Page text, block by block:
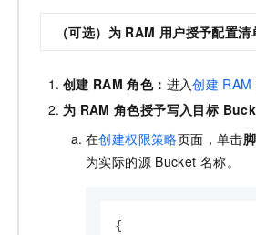
（可选）为 RAM 用户授予配置清
创建 RAM 角色： 进入创建 RAM
为 RAM 角色授予写入目标
在创建权限策略页面，单击
为实际的源 Bucket 名称。
{